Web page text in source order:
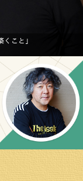
こと」